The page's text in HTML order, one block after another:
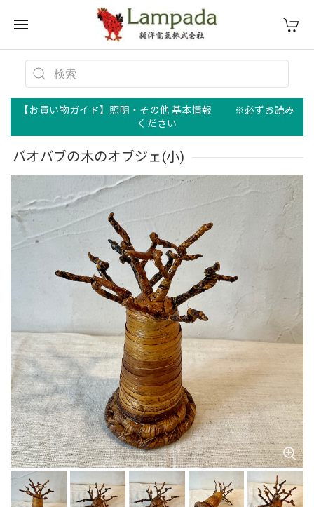
【お買い物ガイド】照明・その他 基本情報 ※必ずお読み
ください
バオバブの木のオブジェ(小)